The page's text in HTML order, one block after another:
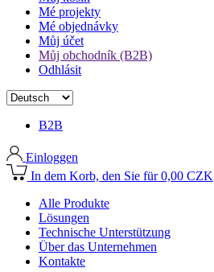
Mé projekty
Mé objednávky
Můj účet
Můj obchodník (B2B)
Odhlásit
B2B
Einloggen
In dem Korb, den Sie für 0,00 CZK
Alle Produkte
Lösungen
Technische Unterstützung
Über das Unternehmen
Kontakte